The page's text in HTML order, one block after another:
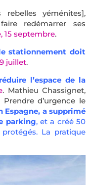
rebelles yéménites],
redémarrer ses
15 septembre.
stationnement doit
juillet.
l’espace de la
. Mathieu Chassignet,
d’urgence le
Espagne, a supprimé
parking, et a créé 50
La pratique